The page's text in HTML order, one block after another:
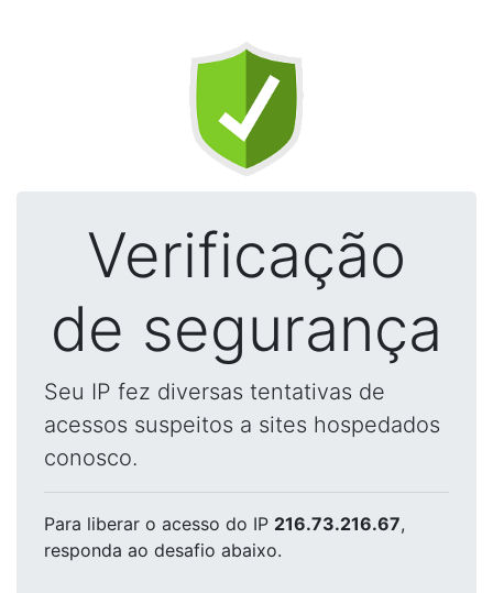
Verificação
de segurança
Seu IP fez diversas tentativas de
acessos suspeitos a sites hospedados
conosco.
Para liberar o acesso do IP 216.73.216.67,
responda ao desafio abaixo.